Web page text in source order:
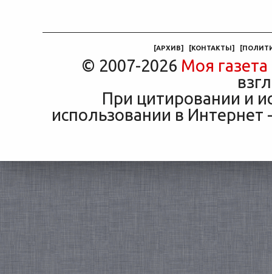
[АРХИВ] [КОНТАКТЫ] [
© 2007-2026 Моя газета
При цитировании и
использовании в Интернет